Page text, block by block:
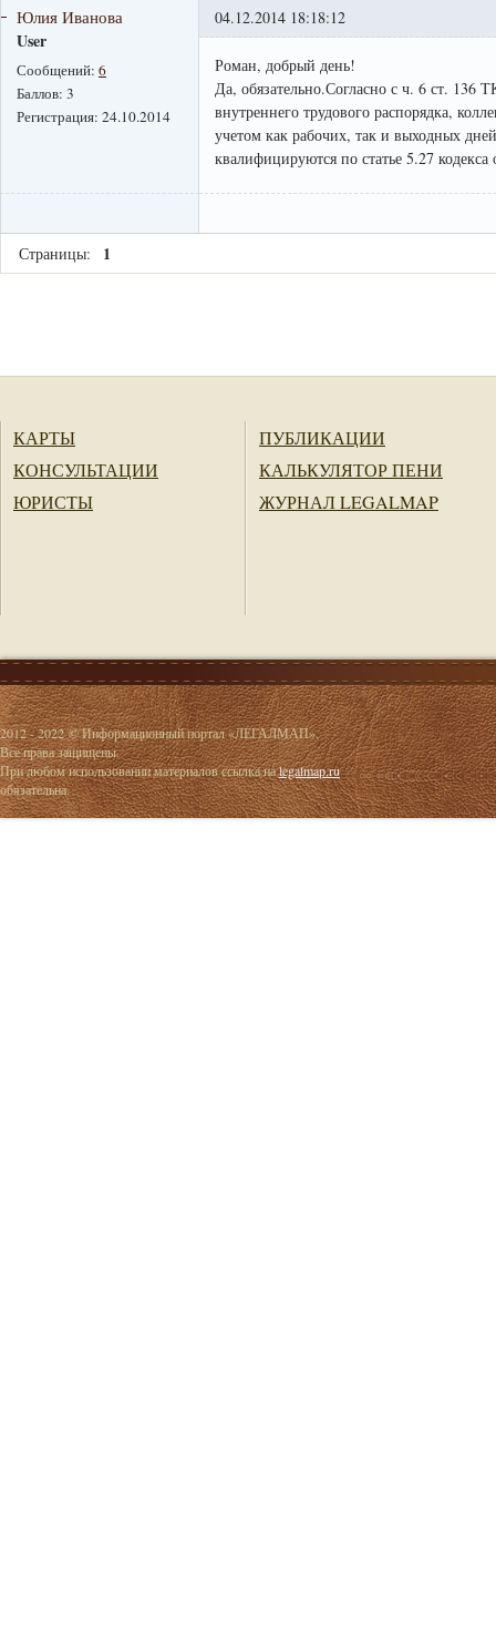
Юлия Иванова
User
Сообщений: 6
Баллов: 3
Регистрация: 24.10.2014
04.12.2014 18:18:12
Роман, добрый день!
Да, обязательно.Согласно с ч. 6 ст. 136
внутреннего трудового распорядка,
учетом как рабочих, так и выходных
квалифицируются по статье 5.27
Страницы: 1
КАРТЫ
КОНСУЛЬТАЦИИ
ЮРИСТЫ
ПУБЛИКАЦИИ
КАЛЬКУЛЯТОР ПЕНИ
ЖУРНАЛ LEGALMAP
2012 - 2022 © Информационный портал «ЛЕГАЛМАП».
Все права защищены.
При любом использовании материалов ссылка наlegalmap.ru
обязательна.